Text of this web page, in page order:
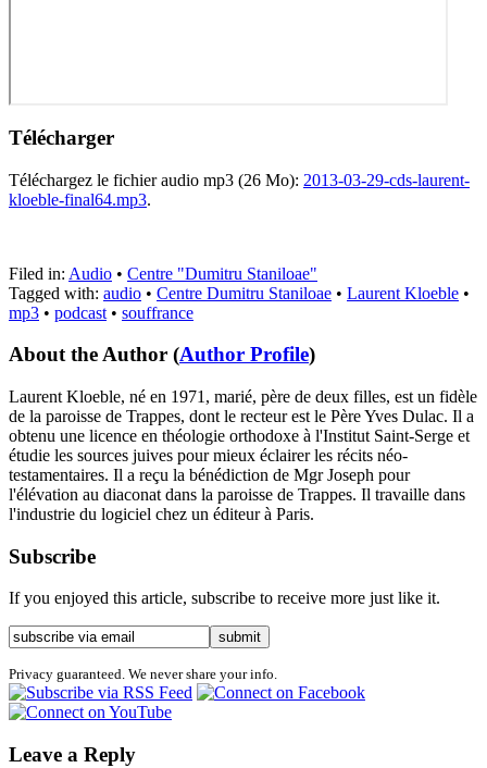
Télécharger
Téléchargez le fichier audio mp3 (26 Mo): 2013-03-29-cds-laurent-
kloeble-final64.mp3.
Filed in: Audio • Centre "Dumitru Staniloae"
Tagged with: audio • Centre Dumitru Staniloae • Laurent Kloeble •
mp3 • podcast • souffrance
About the Author (Author Profile)
Laurent Kloeble, né en 1971, marié, père de deux filles, est un fidèle
de la paroisse de Trappes, dont le recteur est le Père Yves Dulac. Il a
obtenu une licence en théologie orthodoxe à l'Institut Saint-Serge et
étudie les sources juives pour mieux éclairer les récits néo-
testamentaires. Il a reçu la bénédiction de Mgr Joseph pour
l'élévation au diaconat dans la paroisse de Trappes. Il travaille dans
l'industrie du logiciel chez un éditeur à Paris.
Subscribe
If you enjoyed this article, subscribe to receive more just like it.
Privacy guaranteed. We never share your info.
Leave a Reply